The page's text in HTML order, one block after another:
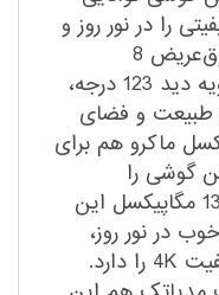
را در نور روز و
نور شب دارد. سنسور دوربین فوق‌عریض 8
مگاپیکسل این گوشی هم با زاویه دید 123 درجه،
طبیعت و فضای
دوربین 5 مگاپیکسل ماکرو هم برای
گوشی را
همراهی می‌کند. دوربین سلفی 13 مگاپیکسل این
در نور روز،
توانایی فیلمبرداری با نهایت کیفیت 4K را دارد.